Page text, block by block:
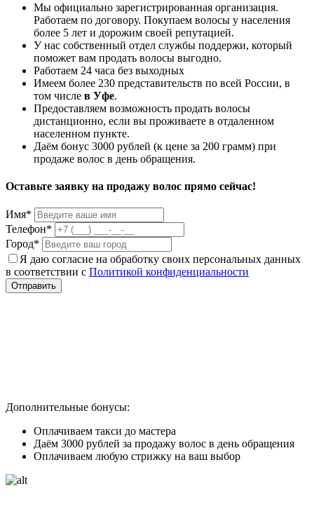
Мы официально зарегистрированная организация.
Работаем по договору. Покупаем волосы у населения
более 5 лет и дорожим своей репутацией.
У нас собственный отдел службы поддержи, который
поможет вам продать волосы выгодно.
Работаем 24 часа без выходных
Имеем более 230 представительств по всей России, в
том числе в Уфе.
Предоставляем возможность продать волосы
дистанционно, если вы проживаете в отдаленном
населенном пункте.
Даём бонус 3000 рублей (к цене за 200 грамм) при
продаже волос в день обращения.
Оставьте заявку на продажу волос прямо сейчас!
Имя*
Телефон*
Город*
Я даю согласие на обработку своих персональных данных
в соответствии с Политикой конфиденциальности
Отправить
Дополнительные бонусы:
Оплачиваем такси до мастера
Даём 3000 рублей за продажу волос в день обращения
Оплачиваем любую стрижку на ваш выбор